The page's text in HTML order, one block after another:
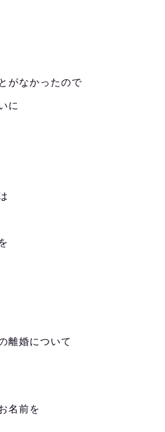
がなかったので
に
離婚について
名前を